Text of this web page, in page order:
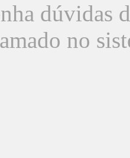
dúvidas
no